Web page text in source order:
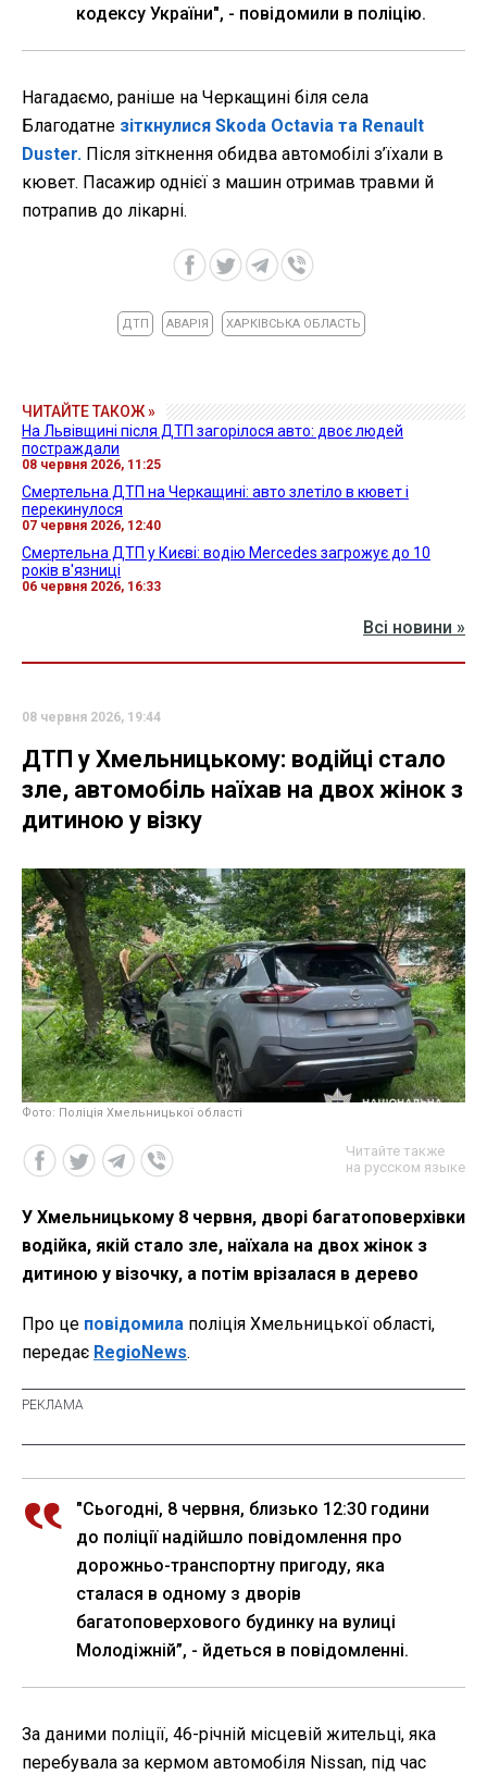
кодексу України", - повідомили в поліцію.
Нагадаємо, раніше на Черкащині біля села
Благодатне зіткнулися Skoda Octavia та Renault
Duster. Після зіткнення обидва автомобілі з’їхали в
кювет. Пасажир однієї з машин отримав травми й
потрапив до лікарні.
ДТП АВАРІЯ ХАРКІВСЬКА ОБЛАСТЬ
ЧИТАЙТЕ ТАКОЖ »
На Львівщині після ДТП загорілося авто: двоє людей
постраждали
08 червня 2026, 11:25
Смертельна ДТП на Черкащині: авто злетіло в кювет і
перекинулося
07 червня 2026, 12:40
Смертельна ДТП у Києві: водію Mercedes загрожує до 10
років в'язниці
06 червня 2026, 16:33
Всі новини »
08 червня 2026, 19:44
ДТП у Хмельницькому: водійці стало
зле, автомобіль наїхав на двох жінок з
дитиною у візку
Фото: Поліція Хмельницької області
Читайте также
на русском языке
У Хмельницькому 8 червня, дворі багатоповерхівки
водійка, якій стало зле, наїхала на двох жінок з
дитиною у візочку, а потім врізалася в дерево
Про це повідомила поліція Хмельницької області,
передає RegioNews.
"Сьогодні, 8 червня, близько 12:30 години
до поліції надійшло повідомлення про
дорожньо-транспортну пригоду, яка
сталася в одному з дворів
багатоповерхового будинку на вулиці
Молодіжній”, - йдеться в повідомленні.
За даними поліції, 46-річній місцевій жительці, яка
перебувала за кермом автомобіля Nissan, під час